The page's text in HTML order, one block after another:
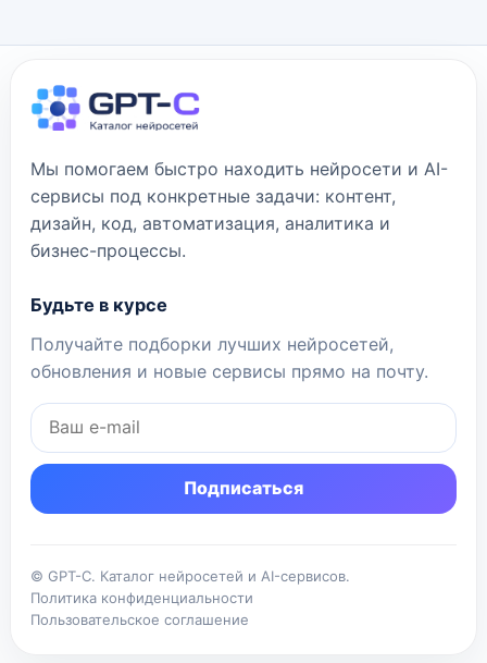
Мы помогаем быстро находить нейросети и AI-
сервисы под конкретные задачи: контент,
дизайн, код, автоматизация, аналитика и
бизнес-процессы.
Будьте в курсе
Получайте подборки лучших нейросетей,
обновления и новые сервисы прямо на почту.
Подписаться
© GPT-C. Каталог нейросетей и AI-сервисов.
Политика конфиденциальности
Пользовательское соглашение